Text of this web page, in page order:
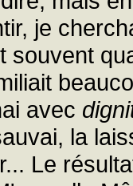
je
souvent
avec
la
Le